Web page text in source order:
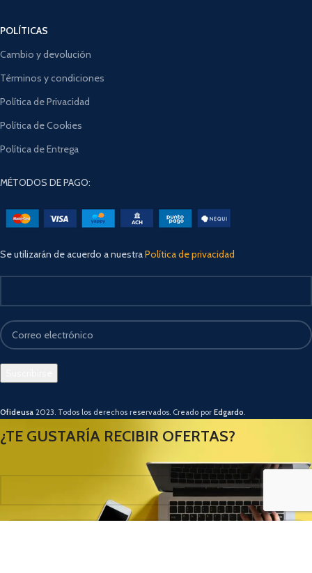
POLÍTICAS
Cambio y devolución
Términos y condiciones
Política de Privacidad
Política de Cookies
Política de Entrega
MÉTODOS DE PAGO:
Se utilizarán de acuerdo a nuestraPolítica de privacidad
Ofideusa 2023. Todos los derechos reservados. Creado por Edgardo
¿TE GUSTARÍA RECIBIR OFERTAS?